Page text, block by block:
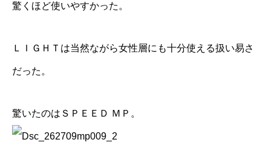
驚くほど使いやすかった。
ＬＩＧＨＴは当然ながら女性層にも十分使える扱い易さ
だった。
驚いたのはＳＰＥＥＤ ＭＰ。